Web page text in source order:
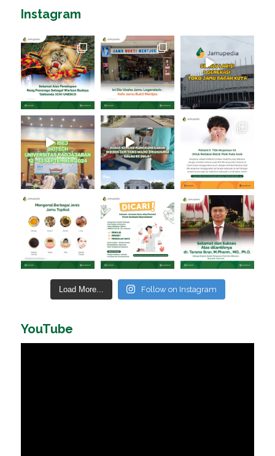
Instagram
Load More... Follow on Instagram
YouTube